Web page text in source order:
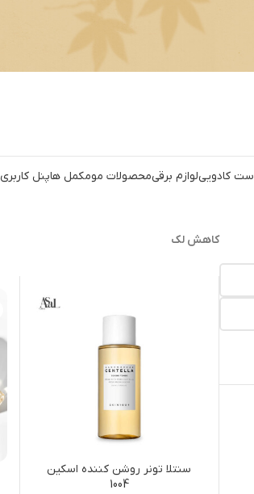
ست کادوييلوازم برقيمحصولات مومکمل هاپنل کاربری
کاهش لک
سنتلا تونر روشن کننده اسکین
1004